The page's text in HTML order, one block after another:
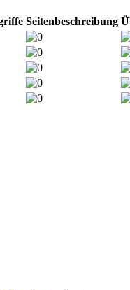
Seitenbeschreibung